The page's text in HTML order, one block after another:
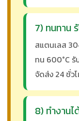
7) ทนทาน
สแตนเลส
ทน 600°C รั
จัดส่ง 24 ชั่ว
8) ทำงาน